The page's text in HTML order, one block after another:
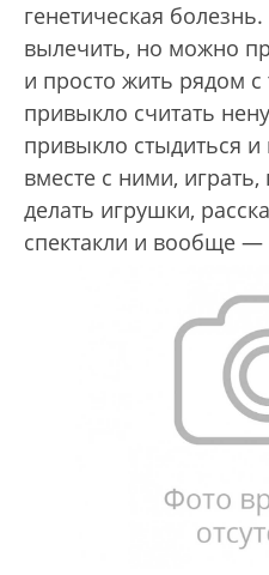
генетическая
вылечить, но можно
и просто жить рядом
привыкло считать
привыкло стыдиться и
вместе с ними,
делать игрушки,
спектакли и вообще